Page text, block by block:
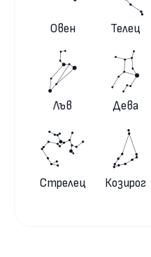
Овен Телец
Лъв Дева
Стрелец Козирог